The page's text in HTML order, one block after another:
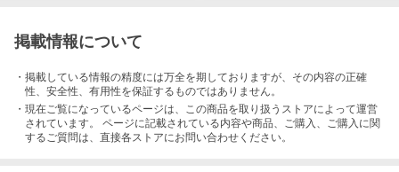
掲載情報について
・掲載している情報の精度には万全を期しておりますが、その内容の正確
性、安全性、有用性を保証するものではありません。
・現在ご覧になっているページは、この商品を取り扱うストアによって運営
されています。 ページに記載されている内容や商品、ご購入 、ご購入に関
するご質問は、直接各ストアにお問い合わせください。